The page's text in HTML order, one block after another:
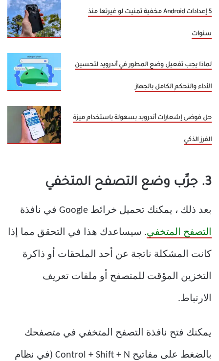
5 إعدادات Android مخفية تمنيت لو غيرتها منذ
سنوات
لماذا يجب تفعيل وضع المطور في أندرويد لتحسين
الأداء والتحكم الكامل بالجهاز
حل فوضى إشعارات أندرويد بسهولة باستخدام ميزة
الفرز الذكي
3. جرِّب وضع التصفح المتخفي
بعد ذلك ، يمكنك تحميل خرائط Google في نافذة
التصفح المتخفي. سيساعدك هذا في التحقق مما إذا
كانت المشكلة ناتجة عن أحد الملحقات أو ذاكرة
التخزين المؤقت للمتصفح أو ملفات تعريف
الارتباط.
يمكنك فتح نافذة التصفح المتخفي في متصفحك
بالضغط على مفاتيح Control + Shift + N (في نظام